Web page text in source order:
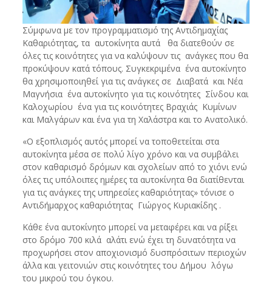
Σύμφωνα με τον προγραμματισμό της Αντιδημαχίας
Καθαριότητας, τα αυτοκίνητα αυτά θα διατεθούν σε
όλες τις κοινότητες για να καλύψουν τις ανάγκες που θα
προκύψουν κατά τόπους. Συγκεκριμένα ένα αυτοκίνητο
θα χρησιμοποιηθεί για τις ανάγκες σε Διαβατά και Νέα
Μαγνήσια ένα αυτοκίνητο για τις κοινότητες Σίνδου και
Καλοχωρίου ένα για τις κοινότητες Βραχιάς Κυμίνων
και Μαλγάρων και ένα για τη Χαλάστρα και το Ανατολικό.
«Ο εξοπλισμός αυτός μπορεί να τοποθετείται στα
αυτοκίνητα μέσα σε πολύ λίγο χρόνο και να συμβάλει
στον καθαρισμό δρόμων και σχολείων από το χιόνι ενώ
όλες τις υπόλοιπες ημέρες τα αυτοκίνητα θα διατίθενται
για τις ανάγκες της υπηρεσίες καθαριότητας» τόνισε ο
Αντιδήμαρχος καθαριότητας Γιώργος Κυριακίδης .
Κάθε ένα αυτοκίνητο μπορεί να μεταφέρει και να ρίξει
στο δρόμο 700 κιλά αλάτι ενώ έχει τη δυνατότητα να
προχωρήσει στον αποχιονισμό δυσπρόσιτων περιοχών
άλλα και γειτονιών στις κοινότητες του Δήμου λόγω
του μικρού του όγκου.